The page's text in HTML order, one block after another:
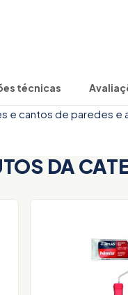
técnicas
e cantos de paredes e
DA